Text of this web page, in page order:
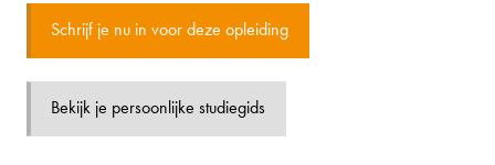
Schrijf je nu in voor deze opleiding
Bekijk je persoonlijke studiegids